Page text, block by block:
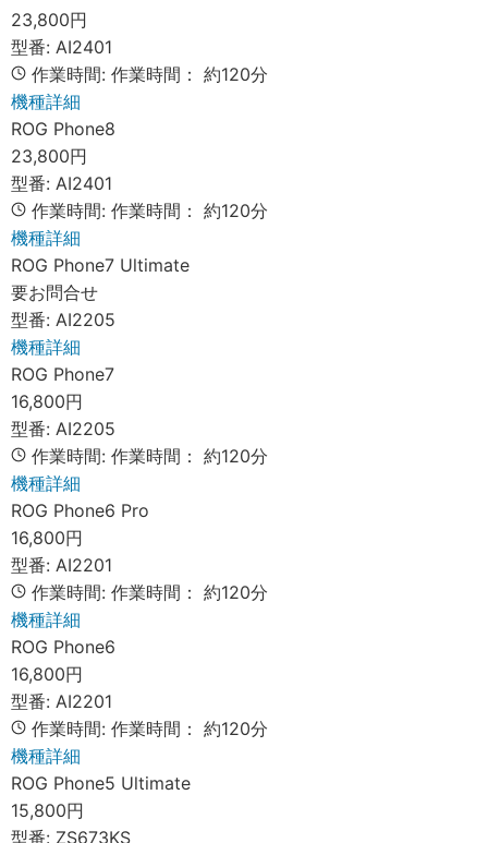
23,800円
型番: AI2401
作業時間: 作業時間： 約120分
機種詳細
ROG Phone8
23,800円
型番: AI2401
作業時間: 作業時間： 約120分
機種詳細
ROG Phone7 Ultimate
要お問合せ
型番: AI2205
機種詳細
ROG Phone7
16,800円
型番: AI2205
作業時間: 作業時間： 約120分
機種詳細
ROG Phone6 Pro
16,800円
型番: AI2201
作業時間: 作業時間： 約120分
機種詳細
ROG Phone6
16,800円
型番: AI2201
作業時間: 作業時間： 約120分
機種詳細
ROG Phone5 Ultimate
15,800円
型番: ZS673KS